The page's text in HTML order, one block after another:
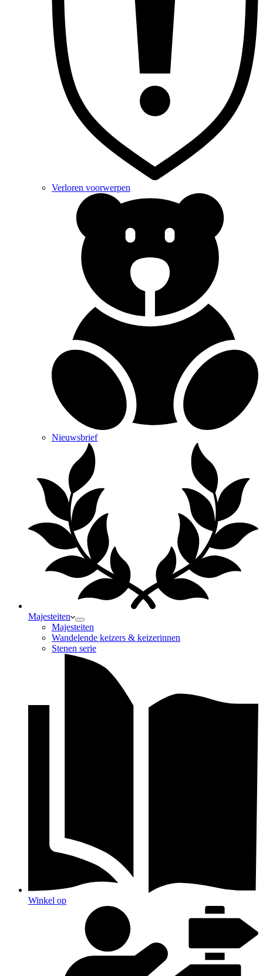
Verloren voorwerpen
Nieuwsbrief
Majesteiten
Majesteiten
Wandelende keizers & keizerinnen
Stenen serie
Winkel op